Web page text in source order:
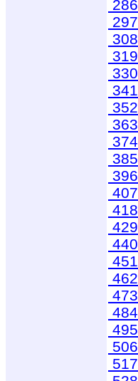
286
297
308
319
330
341
352
363
374
385
396
407
418
429
440
451
462
473
484
495
506
517